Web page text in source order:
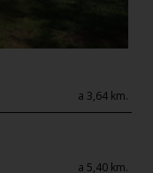
a 3,64 km.
a 5,40 km.